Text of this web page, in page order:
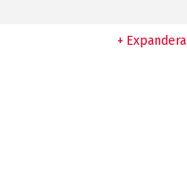
Expandera